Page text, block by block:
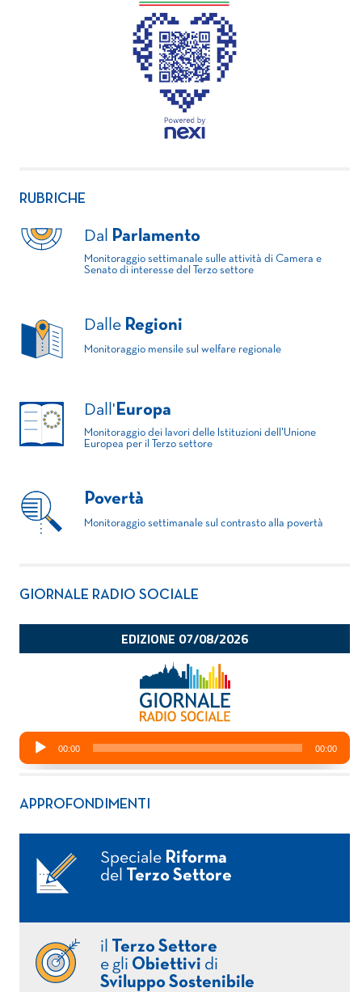
RUBRICHE
Dal Parlamento
Monitoraggio settimanale sulle attività di Camera e
Senato di interesse del Terzo settore
Dalle Regioni
Monitoraggio mensile sul welfare regionale
Dall' Europa
Monitoraggio dei lavori delle Istituzioni dell'Unione
Europea per il Terzo settore
Povertà
Monitoraggio settimanale sul contrasto alla povertà
GIORNALE RADIO SOCIALE
APPROFONDIMENTI
Speciale Riforma
del
Terzo Settore
il
Terzo Settore
e gli Obiettivi di
Sviluppo Sostenibile